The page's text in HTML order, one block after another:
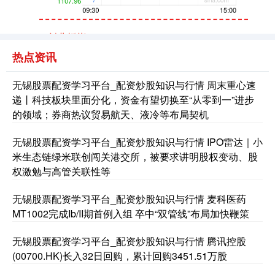
基金指数 7242.10 +12.30 +0.17%
热点资讯
无锡股票配资学习平台_配资炒股知识与行情 周末重心速
递丨科技板块里面分化，资金有望切换至“从零到一”进步
的领域；券商热议贸易航天、液冷等布局契机
无锡股票配资学习平台_配资炒股知识与行情 IPO雷达｜小
米生态链绿米联创闯关港交所，被要求讲明股权变动、股
权激勉与高管关联性等
无锡股票配资学习平台_配资炒股知识与行情 麦科医药
MT1002完成Ib/II期首例入组 卒中“双管线”布局加快鞭策
无锡股票配资学习平台_配资炒股知识与行情 腾讯控股
(00700.HK)长入32日回购，累计回购3451.51万股